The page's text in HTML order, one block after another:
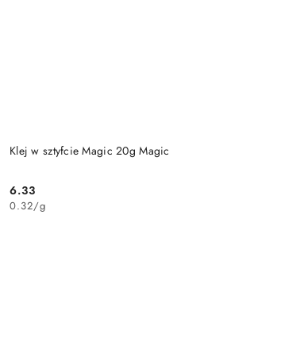
Klej w sztyfcie Magic 20g Magic
Cena:
6.33
0.32/g